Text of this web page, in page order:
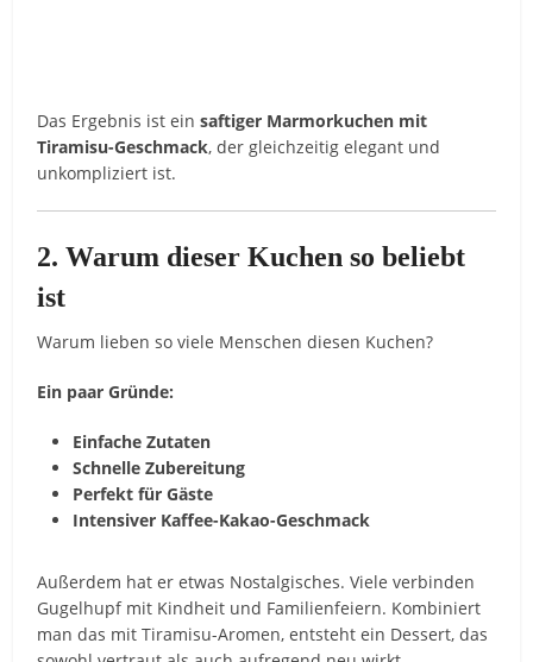
Das Ergebnis ist einsaftiger Marmorkuchen mit
Tiramisu-Geschmack, der gleichzeitig elegant und
unkompliziert ist.
2. Warum dieser Kuchen so beliebt
ist
Warum lieben so viele Menschen diesen Kuchen?
Ein paar Gründe:
Einfache Zutaten
Schnelle Zubereitung
Perfekt für Gäste
Intensiver Kaffee-Kakao-Geschmack
Außerdem hat er etwas Nostalgisches. Viele verbinden
Gugelhupf mit Kindheit und Familienfeiern. Kombiniert
man das mit Tiramisu-Aromen, entsteht ein Dessert, das